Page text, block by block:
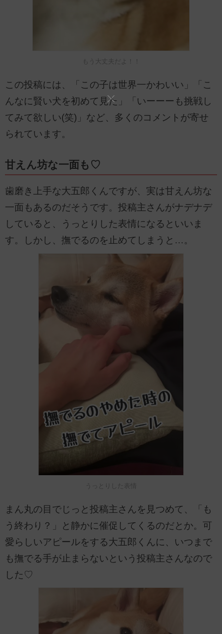
もう大丈夫だよ！！
この投稿には、「この子は世界一かわいい」「こ
んなに賢い犬を初めて見た」「いーーーも挑戦し
てみて欲しい(笑)」など、多くのコメントが寄せ
られています。
甘えん坊な一面も♡
歯磨き上手な大五郎くんですが、実は甘えん坊な
一面もあるのだそうです。投稿主さんがナデナデ
していると、うっとりした表情になるといいま
す。しかし、撫でるのを止めてしまうと…。
うっとりした表情
まん丸の目でじっと投稿主さんを見つめて、「も
う終わり？」と静かに催促してくるのだとか。可
愛らしいアピールをする大五郎くんに、いつまで
も撫でる手が止まらないという投稿主さんなので
した♡